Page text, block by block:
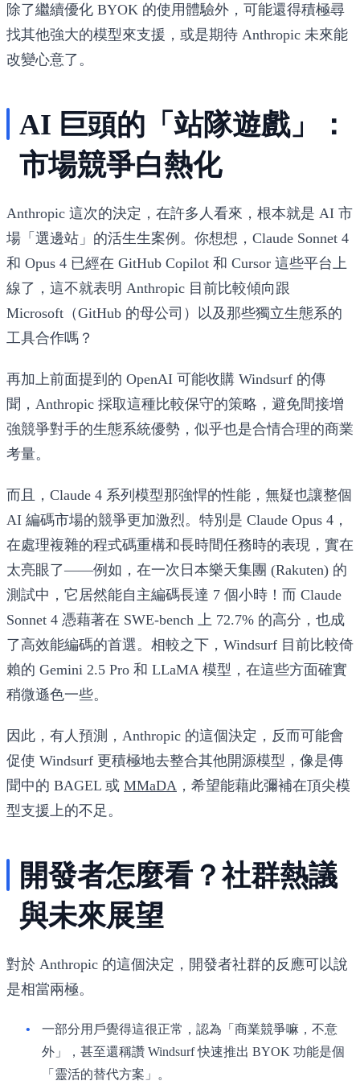
除了繼續優化 BYOK 的使用體驗外，可能還得積極尋
找其他強大的模型來支援，或是期待 Anthropic 未來能
改變心意了。
AI 巨頭的「站隊遊戲」：
市場競爭白熱化
Anthropic 這次的決定，在許多人看來，根本就是 AI 市
場「選邊站」的活生生案例。你想想，Claude Sonnet 4
和 Opus 4 已經在 GitHub Copilot 和 Cursor 這些平台上
線了，這不就表明 Anthropic 目前比較傾向跟
Microsoft（GitHub 的母公司）以及那些獨立生態系的
工具合作嗎？
再加上前面提到的 OpenAI 可能收購 Windsurf 的傳
聞，Anthropic 採取這種比較保守的策略，避免間接增
強競爭對手的生態系統優勢，似乎也是合情合理的商業
考量。
而且，Claude 4 系列模型那強悍的性能，無疑也讓整個
AI 編碼市場的競爭更加激烈。特別是 Claude Opus 4，
在處理複雜的程式碼重構和長時間任務時的表現，實在
太亮眼了——例如，在一次日本樂天集團 (Rakuten) 的
測試中，它居然能自主編碼長達 7 個小時！而 Claude
Sonnet 4 憑藉著在 SWE-bench 上 72.7% 的高分，也成
了高效能編碼的首選。相較之下，Windsurf 目前比較倚
賴的 Gemini 2.5 Pro 和 LLaMA 模型，在這些方面確實
稍微遜色一些。
因此，有人預測，Anthropic 的這個決定，反而可能會
促使 Windsurf 更積極地去整合其他開源模型，像是傳
聞中的 BAGEL 或 MMaDA ，希望能藉此彌補在頂尖模
型支援上的不足。
開發者怎麼看？社群熱議
與未來展望
對於 Anthropic 的這個決定，開發者社群的反應可以說
是相當兩極。
一部分用戶覺得這很正常，認為「商業競爭嘛，不意
外」，甚至還稱讚 Windsurf 快速推出 BYOK 功能是個
「靈活的替代方案」。